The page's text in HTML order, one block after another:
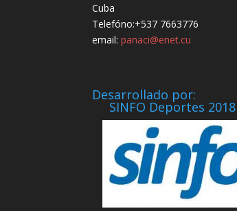
Cuba
Telefóno:+537 7663776
email:panaci@enet.cu
Desarrollado por:
SINFO Deportes 2018